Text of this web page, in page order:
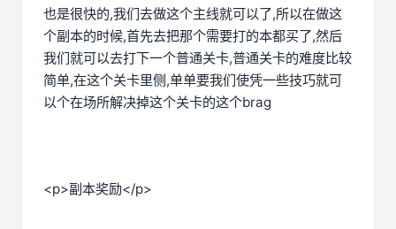
也是很快的,我们去做这个主线就可以了,所以在做这
个副本的时候,首先去把那个需要打的本都买了,然后
我们就可以去打下一个普通关卡,普通关卡的难度比较
简单,在这个关卡里侧,单单要我们使凭一些技巧就可
以个在场所解决掉这个关卡的这个brag
<p>副本奖励</p>